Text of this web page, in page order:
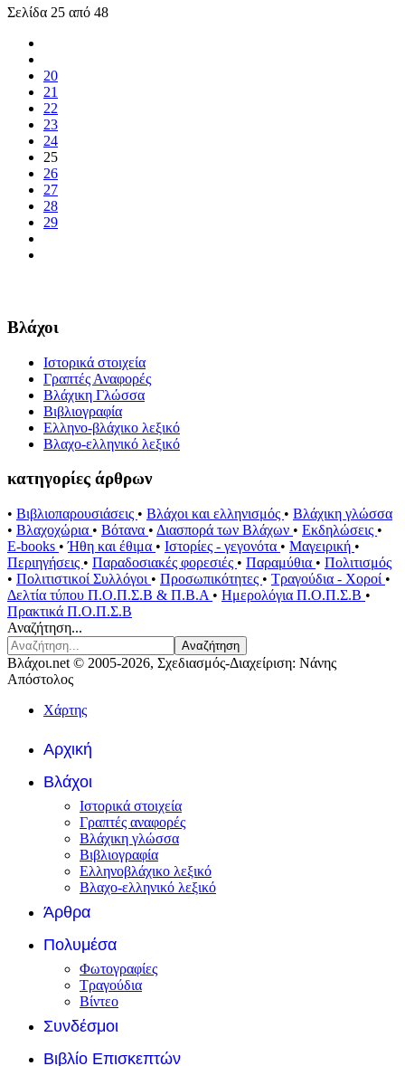
Σελίδα 25 από 48
20
21
22
23
24
25
26
27
28
29
Βλάχοι
Ιστορικά στοιχεία
Γραπτές Αναφορές
Βλάχικη Γλώσσα
Βιβλιογραφία
Ελληνο-βλάχικο λεξικό
Βλαχο-ελληνικό λεξικό
κατηγορίες άρθρων
• Βιβλιοπαρουσιάσεις • Βλάχοι και ελληνισμός • Βλάχικη γλώσσα
• Βλαχοχώρια • Βότανα • Διασπορά των Βλάχων • Εκδηλώσεις •
E-books •Ήθη και έθιμα • Ιστορίες - γεγονότα • Μαγειρική •
Περιηγήσεις • Παραδοσιακές φορεσιές • Παραμύθια • Πολιτισμός
• Πολιτιστικοί Συλλόγοι • Προσωπικότητες • Τραγούδια - Χοροί •
Δελτία τύπου Π.Ο.Π.Σ.Β & Π.Β.Α • Ημερολόγια Π.Ο.Π.Σ.Β •
Πρακτικά Π.Ο.Π.Σ.Β
Αναζήτηση...
Αναζήτηση
Βλάχοι.net © 2005-2026, Σχεδιασμός-Διαχείριση: Νάνης
Απόστολος
Χάρτης
Αρχική
Βλάχοι
Ιστορικά στοιχεία
Γραπτές αναφορές
Βλάχικη γλώσσα
Βιβλιογραφία
Ελληνοβλάχικο λεξικό
Βλαχο-ελληνικό λεξικό
Άρθρα
Πολυμέσα
Φωτογραφίες
Τραγούδια
Βίντεο
Συνδέσμοι
Βιβλίο Επισκεπτών